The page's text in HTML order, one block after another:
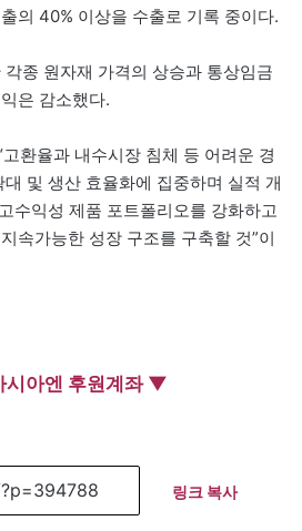
의 40% 이상을 수출로 기록 중이다.
종 원자재 가격의 상승과 통상임금
은 감소했다.
환율과 내수시장 침체 등 어려운 경
및 생산 효율화에 집중하며 실적 개
수익성 제품 포트폴리오를 강화하고
속가능한 성장 구조를 구축할 것”이
아엔 후원계좌 ▼
링크 복사